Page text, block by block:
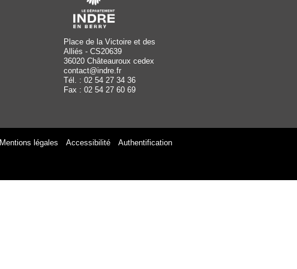
Place de la Victoire et des
Alliés - CS20639
36020 Châteauroux cedex
contact@indre.fr
Tél. : 02 54 27 34 36
Fax : 02 54 27 60 69
Mentions légales Accessibilité Authentification